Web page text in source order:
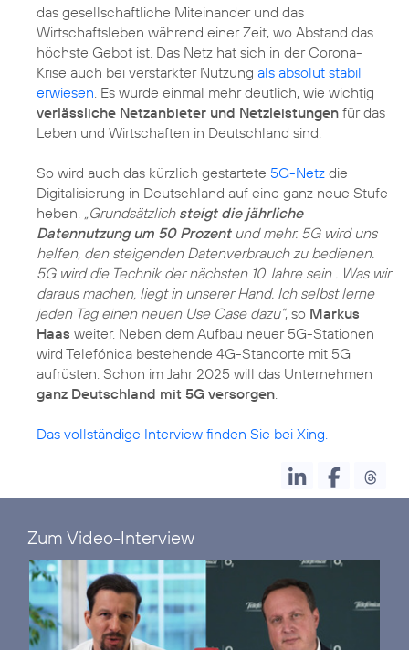
das gesellschaftliche Miteinander und das
Wirtschaftsleben während einer Zeit, wo Abstand das
höchste Gebot ist. Das Netz hat sich in der Corona-
Krise auch bei verstärkter Nutzung als absolut stabil
erwiesen. Es wurde einmal mehr deutlich, wie wichtig
verlässliche Netzanbieter und Netzleistungen für das
Leben und Wirtschaften in Deutschland sind.
So wird auch das kürzlich gestartete 5G-Netz die
Digitalisierung in Deutschland auf eine ganz neue Stufe
heben. „Grundsätzlich steigt die jährliche
Datennutzung um 50 Prozentund mehr. 5G wird uns
helfen, den steigenden Datenverbrauch zu bedienen.
5G wird die Technik der nächsten 10 Jahre sein . Was wir
daraus machen, liegt in unserer Hand. Ich selbst lerne
jeden Tag einen neuen Use Case dazu“, so Markus
Haas weiter. Neben dem Aufbau neuer 5G-Stationen
wird Telefónica bestehende 4G-Standorte mit 5G
aufrüsten. Schon im Jahr 2025 will das Unternehmen
ganz Deutschland mit 5G versorgen.
Das vollständige Interview finden Sie bei Xing.
Zum Video-Interview